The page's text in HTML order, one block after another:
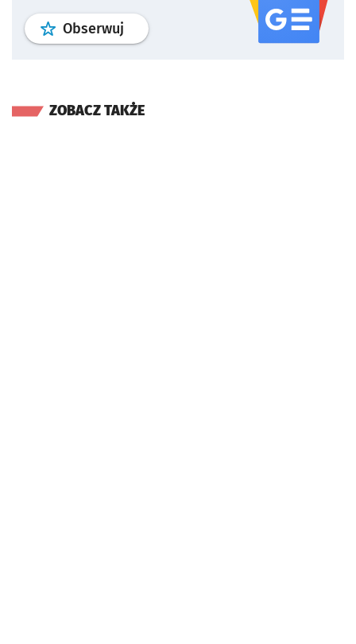
Obserwuj profil serwisu
ZOBACZ TAKŻE